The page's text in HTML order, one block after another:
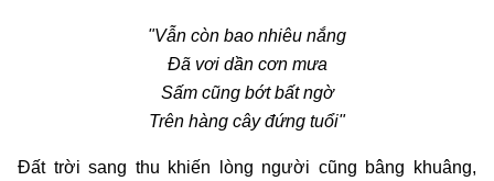
"Vẫn còn bao nhiêu nắng
Đã vơi dần cơn mưa
Sấm cũng bớt bất ngờ
Trên hàng cây đứng tuổi"
Đất trời sang thu khiến lòng người cũng bâng khuâng,